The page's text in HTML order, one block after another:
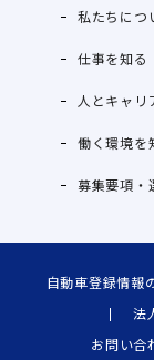
私たちにつ
仕事を知る
人とキャリ
働く環境を
募集要項・
自動車登録情報
法
お問い合